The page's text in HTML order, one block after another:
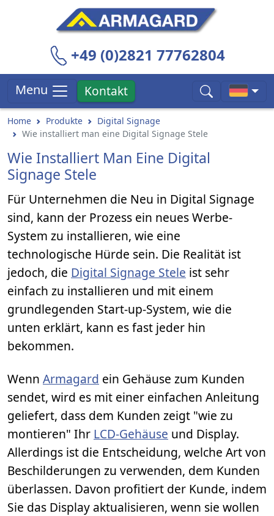
+49 (0)2821 77762804
Menu Kontakt
Home Produkte
Digital Signage
Wie installiert man eine Digital Signage Stele
Wie Installiert Man Eine Digital
Signage Stele
Für Unternehmen die Neu in Digital Signage
sind, kann der Prozess ein neues Werbe-
System zu installieren, wie eine
technologische Hürde sein. Die Realität ist
jedoch, die Digital Signage Stele ist sehr
einfach zu installieren und mit einem
grundlegenden Start-up-System, wie die
unten erklärt, kann es fast jeder hin
bekommen.
Wenn Armagard ein Gehäuse zum Kunden
sendet, wird es mit einer einfachen Anleitung
geliefert, dass dem Kunden zeigt "wie zu
montieren" Ihr LCD-Gehäuse und Display.
Allerdings ist die Entscheidung, welche Art von
Beschilderungen zu verwenden, dem Kunden
überlassen. Davon profitiert der Kunde, indem
Sie das Display aktualisieren, wenn sie wollen